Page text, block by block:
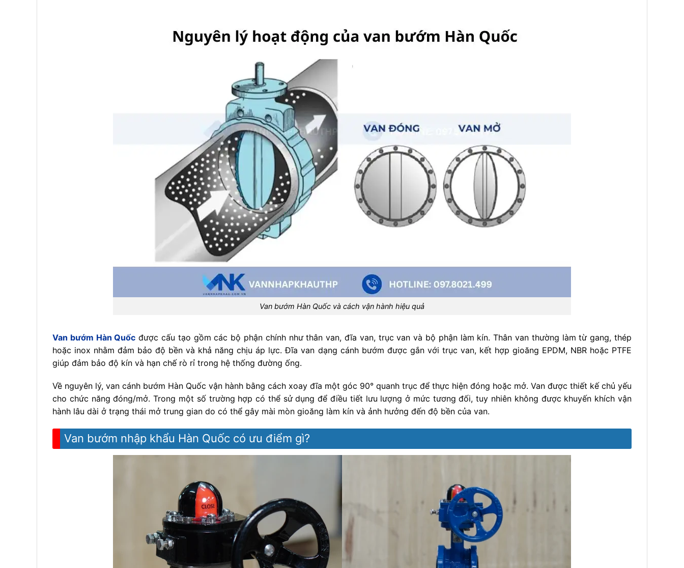
Van bướm Hàn Quốc và cách vận hành hiệu quả
Van bướm Hàn Quốc được cấu tạo gồm các bộ phận chính như thân van, đĩa van, trục van và bộ phận làm kín. Thân van thường làm từ gang, thép
hoặc inox nhằm đảm bảo độ bền và khả năng chịu áp lực. Đĩa van dạng cánh bướm được gắn với trục van, kết hợp gioăng EPDM, NBR hoặc PTFE
giúp đảm bảo độ kín và hạn chế rò rỉ trong hệ thống đường ống.
Về nguyên lý, van cánh bướm Hàn Quốc vận hành bằng cách xoay đĩa một góc 90° quanh trục để thực hiện đóng hoặc mở. Van được thiết kế chủ yếu
cho chức năng đóng/mở. Trong một số trường hợp có thể sử dụng để điều tiết lưu lượng ở mức tương đối, tuy nhiên không được khuyến khích vận
hành lâu dài ở trạng thái mở trung gian do có thể gây mài mòn gioăng làm kín và ảnh hưởng đến độ bền của van.
Van bướm nhập khẩu Hàn Quốc có ưu điểm gì?